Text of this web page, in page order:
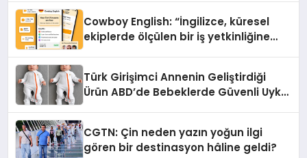
Cowboy English: “İngilizce, küresel
ekiplerde ölçülen bir iş yetkinliğine
Türk Girişimci Annenin Geliştirdiği
Ürün ABD’de Bebeklerde Güvenli Uyku
CGTN: Çin neden yazın yoğun ilgi
gören bir destinasyon hâline geldi?